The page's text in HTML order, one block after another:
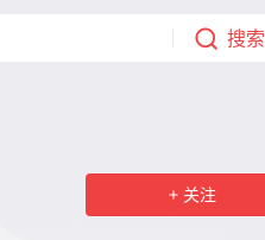
搜索
关注